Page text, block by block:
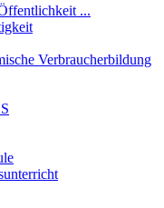
...
Verbraucherbildung